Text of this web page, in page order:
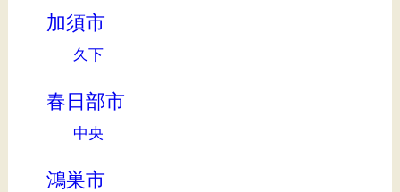
加須市
久下
春日部市
中央
鴻巣市